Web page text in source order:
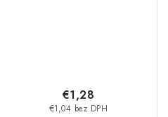
€1,04 bez DPH
€1,28